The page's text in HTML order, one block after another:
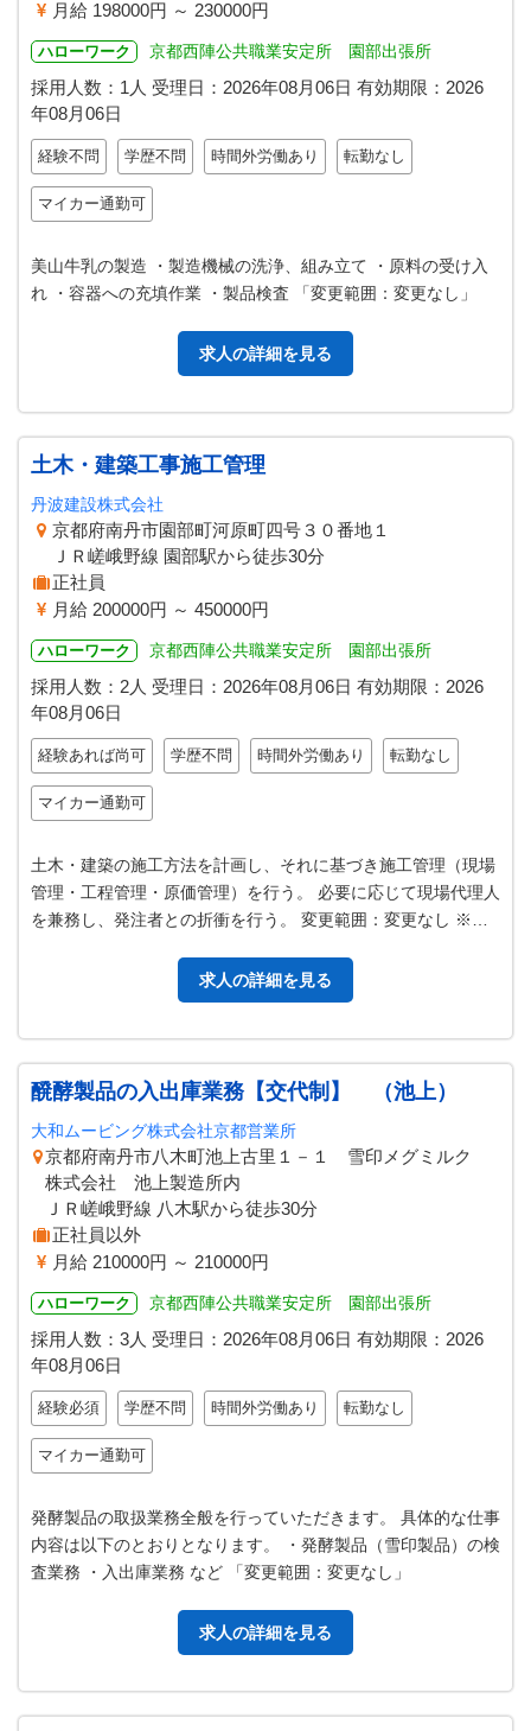
月給 198000円 ～ 230000円
ハローワーク 京都西陣公共職業安定所 園部出張所
採用人数：1人 受理日： 2026年08月06日 有効期限： 2026
年08月06日
経験不問 学歴不問 時間外労働あり 転勤なし
マイカー通勤可
美山牛乳の製造 ・製造機械の洗浄、組み立て ・原料の受け入
れ ・容器への充填作業 ・製品検査 「変更範囲：変更なし」
求人の詳細を見る
土木・建築工事施工管理
丹波建設株式会社
京都府南丹市園部町河原町四号３０番地１
ＪＲ嵯峨野線 園部駅から徒歩30分
正社員
月給 200000円 ～ 450000円
ハローワーク 京都西陣公共職業安定所 園部出張所
採用人数：2人 受理日： 2026年08月06日 有効期限： 2026
年08月06日
経験あれば尚可 学歴不問 時間外労働あり 転勤なし
マイカー通勤可
土木・建築の施工方法を計画し、それに基づき施工管理（現場
管理・工程管理・原価管理）を行う。 必要に応じて現場代理人
を兼務し、発注者との折衝を行う。 変更範囲：変更なし ※未
求人の詳細を見る
醗酵製品の入出庫業務【交代制】 （池上）
大和ムービング株式会社京都営業所
京都府南丹市八木町池上古里１－１ 雪印メグミルク
株式会社 池上製造所内
ＪＲ嵯峨野線 八木駅から徒歩30分
正社員以外
月給 210000円 ～ 210000円
ハローワーク 京都西陣公共職業安定所 園部出張所
採用人数：3人 受理日： 2026年08月06日 有効期限： 2026
年08月06日
経験必須 学歴不問 時間外労働あり 転勤なし
マイカー通勤可
発酵製品の取扱業務全般を行っていただきます。 具体的な仕事
内容は以下のとおりとなります。 ・発酵製品（雪印製品）の検
査業務 ・入出庫業務 など 「変更範囲：変更なし」
求人の詳細を見る